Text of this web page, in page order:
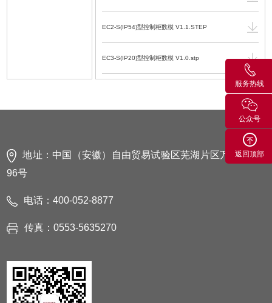
EC2-S(IP54)型控制柜数模 V1.1.STEP
EC3-S(IP20)型控制柜数模 V1.0.stp
EC3-S型控制柜电气使用维护手册 V1.3.4.PDF.pdf
ER15H-1400 机器人数模 V1.3.STEP
地址：中国（安徽）自由贸易试验区芜湖片区万春东路
96号
电话：400-052-8877
传真：0553-5635270
服务热线
公众号
返回顶部